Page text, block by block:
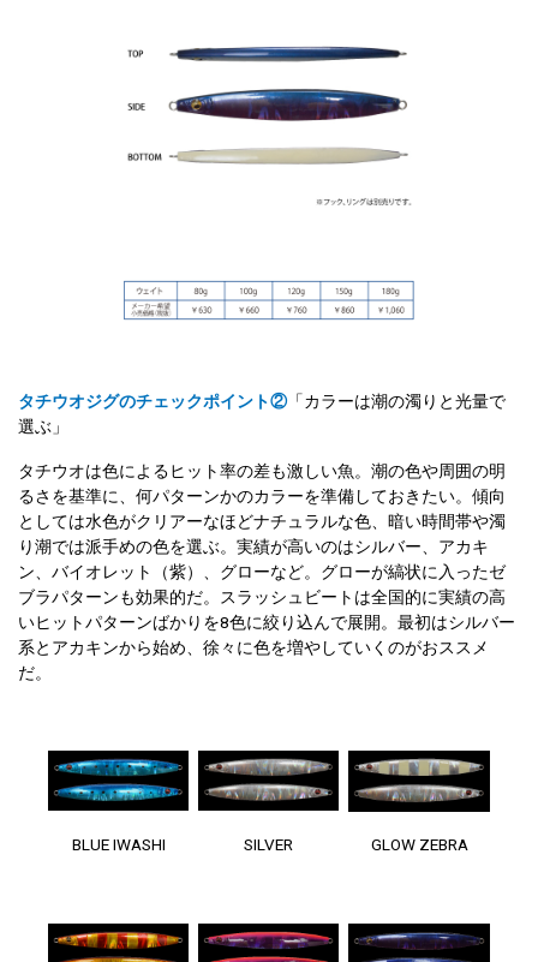
タチウオジグのチェックポイント②「カラーは潮の濁りと光量で
選ぶ」
タチウオは色によるヒット率の差も激しい魚。潮の色や周囲の明
るさを基準に、何パターンかのカラーを準備しておきたい。傾向
としては水色がクリアーなほどナチュラルな色、暗い時間帯や濁
り潮では派手めの色を選ぶ。実績が高いのはシルバー、アカキ
ン、バイオレット（紫）、グローなど。グローが縞状に入ったゼ
ブラパターンも効果的だ。スラッシュビートは全国的に実績の高
いヒットパターンばかりを8色に絞り込んで展開。最初はシルバー
系とアカキンから始め、徐々に色を増やしていくのがおススメ
だ。
BLUE IWASHI SILVER GLOW ZEBRA